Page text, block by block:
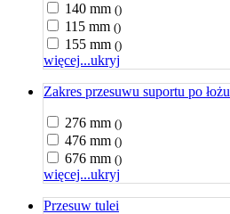
140 mm ()
115 mm ()
155 mm ()
więcej...ukryj
Zakres przesuwu suportu po łożu
276 mm ()
476 mm ()
676 mm ()
więcej...ukryj
Przesuw tulei